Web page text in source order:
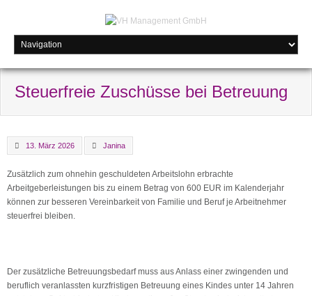
Steuerfreie Zuschüsse bei Betreuung
13. März 2026 Janina
Zusätzlich zum ohnehin geschuldeten Arbeitslohn erbrachte
Arbeitgeberleistungen bis zu einem Betrag von 600 EUR im Kalenderjahr
können zur besseren Vereinbarkeit von Familie und Beruf je Arbeitnehmer
steuerfrei bleiben.
Der zusätzliche Betreuungsbedarf muss aus Anlass einer zwingenden und
beruflich veranlassten kurzfristigen Betreuung eines Kindes unter 14 Jahren